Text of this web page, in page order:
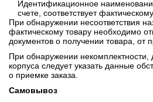
Идентификационное
счете, соответствует
При обнаружении несоответствия
фактическому товару необходимо
документов о получении товара, от
При обнаружении некомплектности,
корпуса следует указать данные
о приемке заказа.
Самовывоз